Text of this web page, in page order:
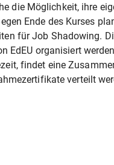
die Möglichkeit, ihre
Ende des Kurses
für Job Shadowing.
EdEU organisiert
findet eine
verteilt